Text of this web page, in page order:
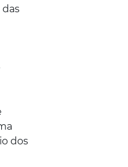
dos